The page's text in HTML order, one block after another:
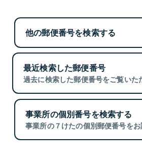
他の郵便番号を検索する
最近検索した郵便番号
過去に検索した郵便番号をご覧いた
事業所の個別番号を検索する
事業所の７けたの個別郵便番号をお